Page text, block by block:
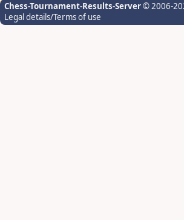
Chess-Tournament-Results-Server© 2006-
Legal details/Terms of use